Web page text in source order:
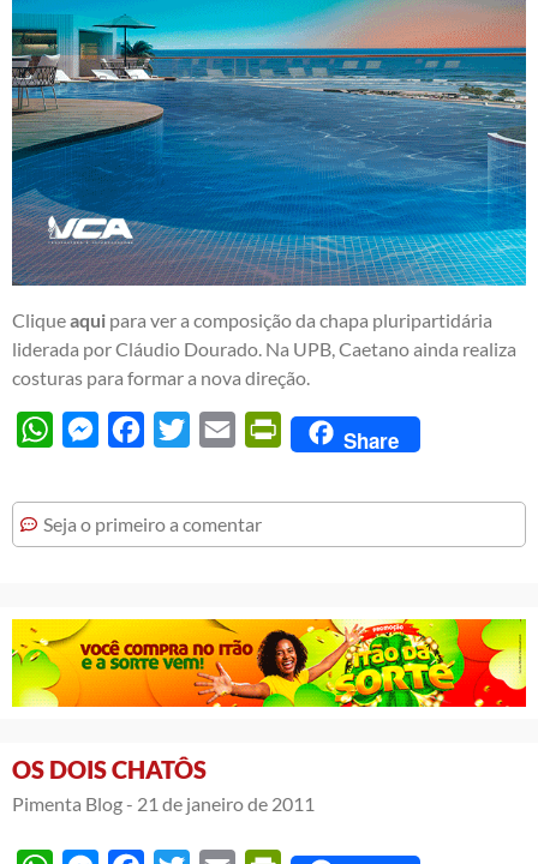
Cliqueaqui para ver a composição da chapa pluripartidária
liderada por Cláudio Dourado. Na UPB, Caetano ainda realiza
costuras para formar a nova direção.
WhatsAppMessengerFacebook
Twitter Email PrintFriendly
Share
Seja o primeiro a comentar
OS DOIS CHATÔS
Pimenta Blog - 21 de janeiro de 2011